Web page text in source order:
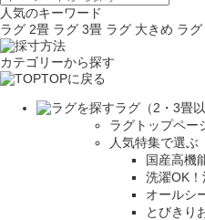
人気のキーワード
ラグ 2畳 ラグ 3畳 ラグ 大きめ ラ
カテゴリーから探す
TOPに戻る
ラグ（2・3畳以
ラグトップペー
人気特集で選ぶ
国産高機
洗濯OK
オールシ
とびきり